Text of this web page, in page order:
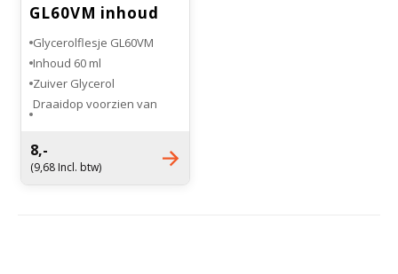
GL60VM inhoud
60 ml
Glycerolflesje GL60VM
Inhoud 60 ml
Zuiver Glycerol
Draaidop voorzien van
8,-
(9,68 Incl. btw)